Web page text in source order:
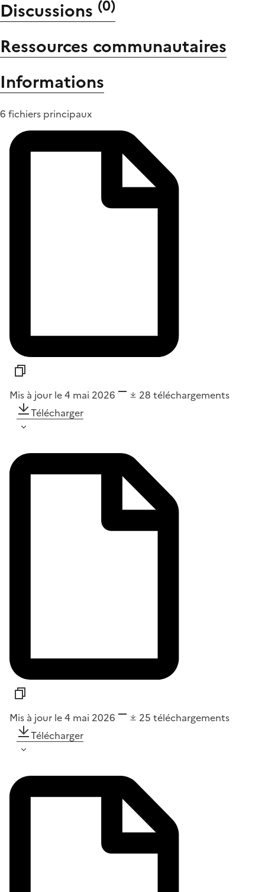
Discussions (0)
Ressources communautaires
Informations
6 fichiers principaux
Mis à jour le 4 mai 2026 28 téléchargements
Télécharger
Mis à jour le 4 mai 2026 25 téléchargements
Télécharger